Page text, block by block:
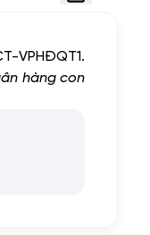
VPHĐQT1.
hàng con